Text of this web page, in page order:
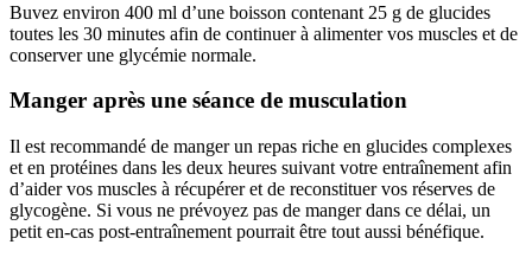
Buvez environ 400 ml d’une boisson contenant 25 g de glucides
toutes les 30 minutes afin de continuer à alimenter vos muscles et de
conserver une glycémie normale.
Manger après une séance de musculation
Il est recommandé de manger un repas riche en glucides complexes
et en protéines dans les deux heures suivant votre entraînement afin
d’aider vos muscles à récupérer et de reconstituer vos réserves de
glycogène. Si vous ne prévoyez pas de manger dans ce délai, un
petit en-cas post-entraînement pourrait être tout aussi bénéfique.